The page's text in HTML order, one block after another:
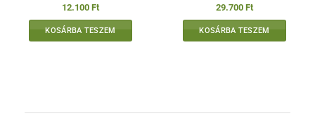
12.100 Ft
KOSÁRBA TESZEM
29.700 Ft
KOSÁRBA TESZEM